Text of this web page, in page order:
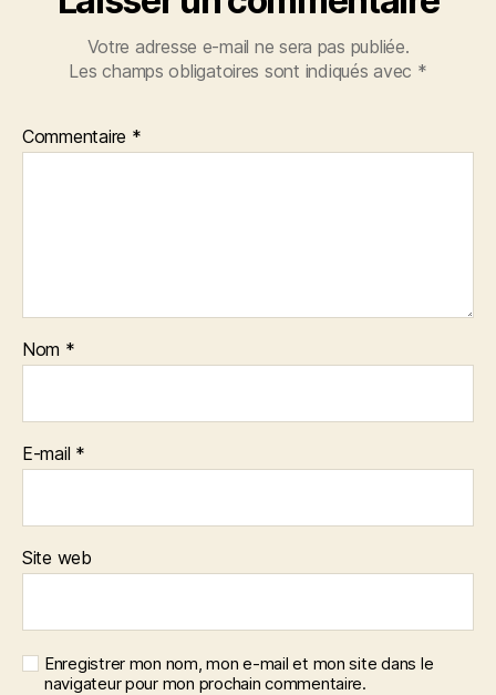
Votre adresse e-mail ne sera pas publiée.
Les champs obligatoires sont indiqués avec *
Commentaire *
Nom *
E-mail *
Site web
Enregistrer mon nom, mon e-mail et mon site dans le
navigateur pour mon prochain commentaire.